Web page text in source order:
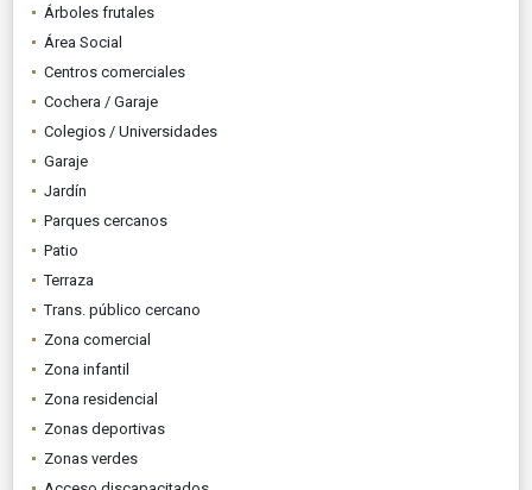
Árboles frutales
Área Social
Centros comerciales
Cochera / Garaje
Colegios / Universidades
Garaje
Jardín
Parques cercanos
Patio
Terraza
Trans. público cercano
Zona comercial
Zona infantil
Zona residencial
Zonas deportivas
Zonas verdes